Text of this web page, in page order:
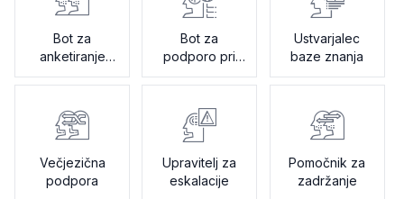
Bot za
anketiranje
zadovoljstva
Bot za
podporo pri
uvajanju
Ustvarjalec
baze znanja
Večjezična
podpora
Upravitelj za
eskalacije
Pomočnik za
zadržanje